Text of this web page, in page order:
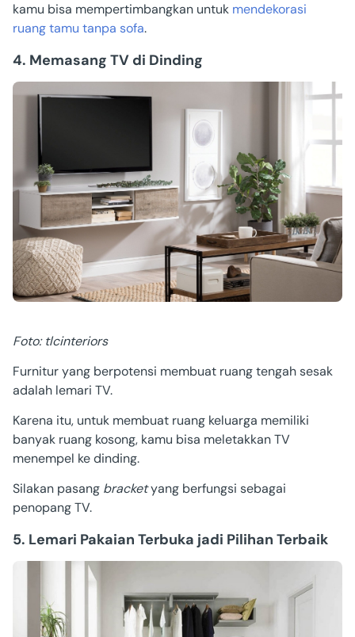
kamu bisa mempertimbangkan untuk mendekorasi
ruang tamu tanpa sofa.
4. Memasang TV di Dinding
Foto: tlcinteriors
Furnitur yang berpotensi membuat ruang tengah sesak
adalah lemari TV.
Karena itu, untuk membuat ruang keluarga memiliki
banyak ruang kosong, kamu bisa meletakkan TV
menempel ke dinding.
Silakan pasang bracketyang berfungsi sebagai
penopang TV.
5. Lemari Pakaian Terbuka jadi Pilihan Terbaik